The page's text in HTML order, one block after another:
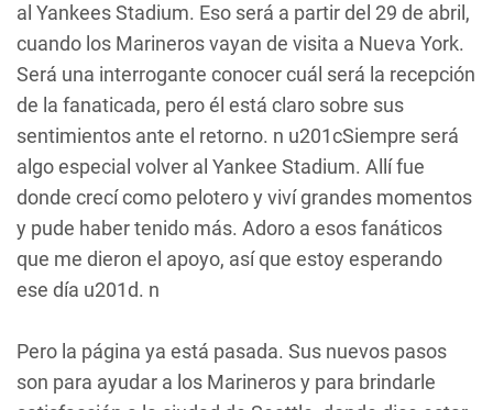
al Yankees Stadium. Eso será a partir del 29 de abril,
cuando los Marineros vayan de visita a Nueva York.
Será una interrogante conocer cuál será la recepción
de la fanaticada, pero él está claro sobre sus
sentimientos ante el retorno. n u201cSiempre será
algo especial volver al Yankee Stadium. Allí fue
donde crecí como pelotero y viví grandes momentos
y pude haber tenido más. Adoro a esos fanáticos
que me dieron el apoyo, así que estoy esperando
ese día u201d. n
Pero la página ya está pasada. Sus nuevos pasos
son para ayudar a los Marineros y para brindarle